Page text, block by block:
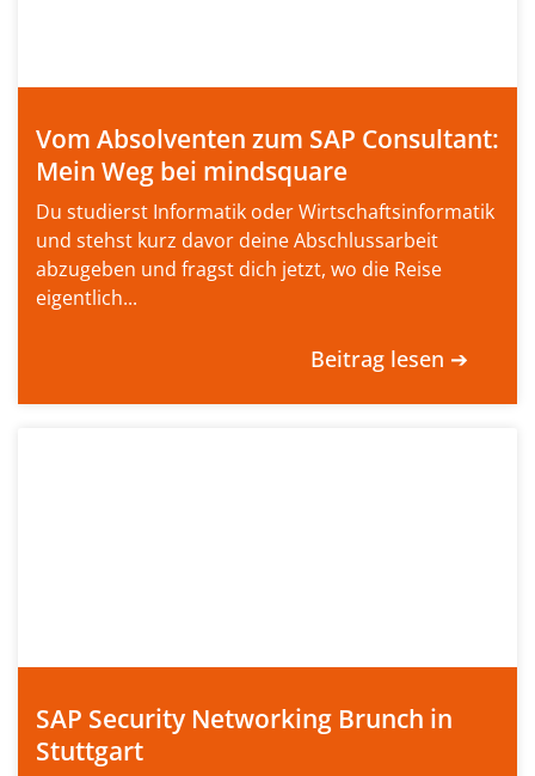
Vom Absolventen zum SAP Consultant:
Mein Weg bei mindsquare
Du studierst Informatik oder Wirtschaftsinformatik
und stehst kurz davor deine Abschlussarbeit
abzugeben und fragst dich jetzt, wo die Reise
eigentlich...
Beitrag lesen ➔
SAP Security Networking Brunch in
Stuttgart